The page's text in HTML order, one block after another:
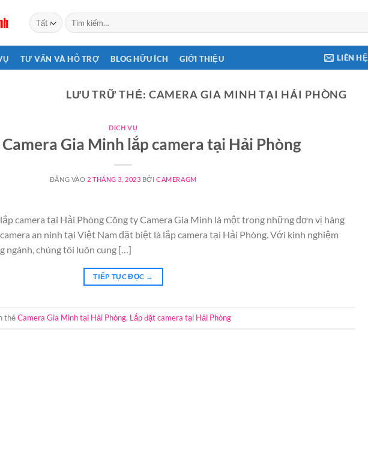
Tìm
kiếm:
TƯ VẤN VÀ HỖ TRỢ BLOG HỮU ÍCH GIỚI THIỆU LIÊN HỆ
LƯU TRỮ THẺ: CAMERA GIA MINH TẠI HẢI PHÒNG
DỊCH VỤ
Gia Minh lắp camera tại Hải Phòng
ĐĂNG VÀO 2 THÁNG 3, 2023 BỞICAMERAGM
camera tại Hải Phòng Công ty Camera Gia Minh là một trong những đơn vị hàng
an ninh tại Việt Nam đặt biệt là lắp camera tại Hải Phòng. Với kinh nghiệm
ngành, chúng tôi luôn cung […]
TIẾP TỤC ĐỌC →
thẻCamera Gia Minh tại Hải Phòng, Lắp đặt camera tại Hải Phòng